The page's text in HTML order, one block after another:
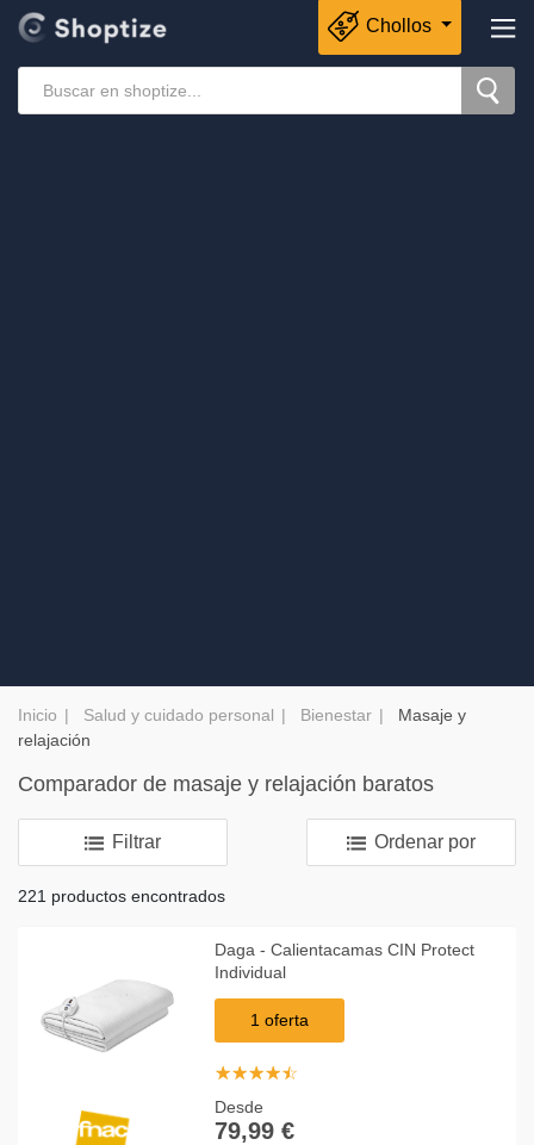
Chollos
Inicio Salud y cuidado personal Bienestar
Masaje y
relajación
Comparador de masaje y relajación baratos
Filtrar Ordenar por
221 productos encontrados
Daga - Calientacamas CIN Protect
Individual
1 oferta
☆☆☆☆☆
★★★★★
Desde
79,99 €